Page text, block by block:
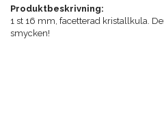
Produktbeskrivning:
1 st 16 mm, facetterad kristallkula.
smycken!